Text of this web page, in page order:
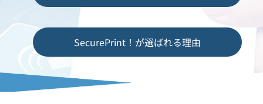
SecurePrint！が選ばれる理由